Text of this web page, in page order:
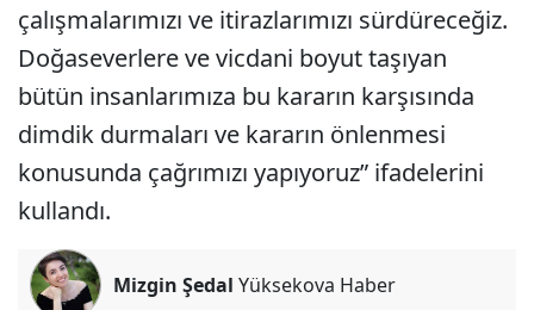
çalışmalarımızı ve itirazlarımızı sürdüreceğiz.
Doğaseverlere ve vicdani boyut taşıyan
bütün insanlarımıza bu kararın karşısında
dimdik durmaları ve kararın önlenmesi
konusunda çağrımızı yapıyoruz” ifadelerini
kullandı.
Mizgin Şedal Yüksekova Haber